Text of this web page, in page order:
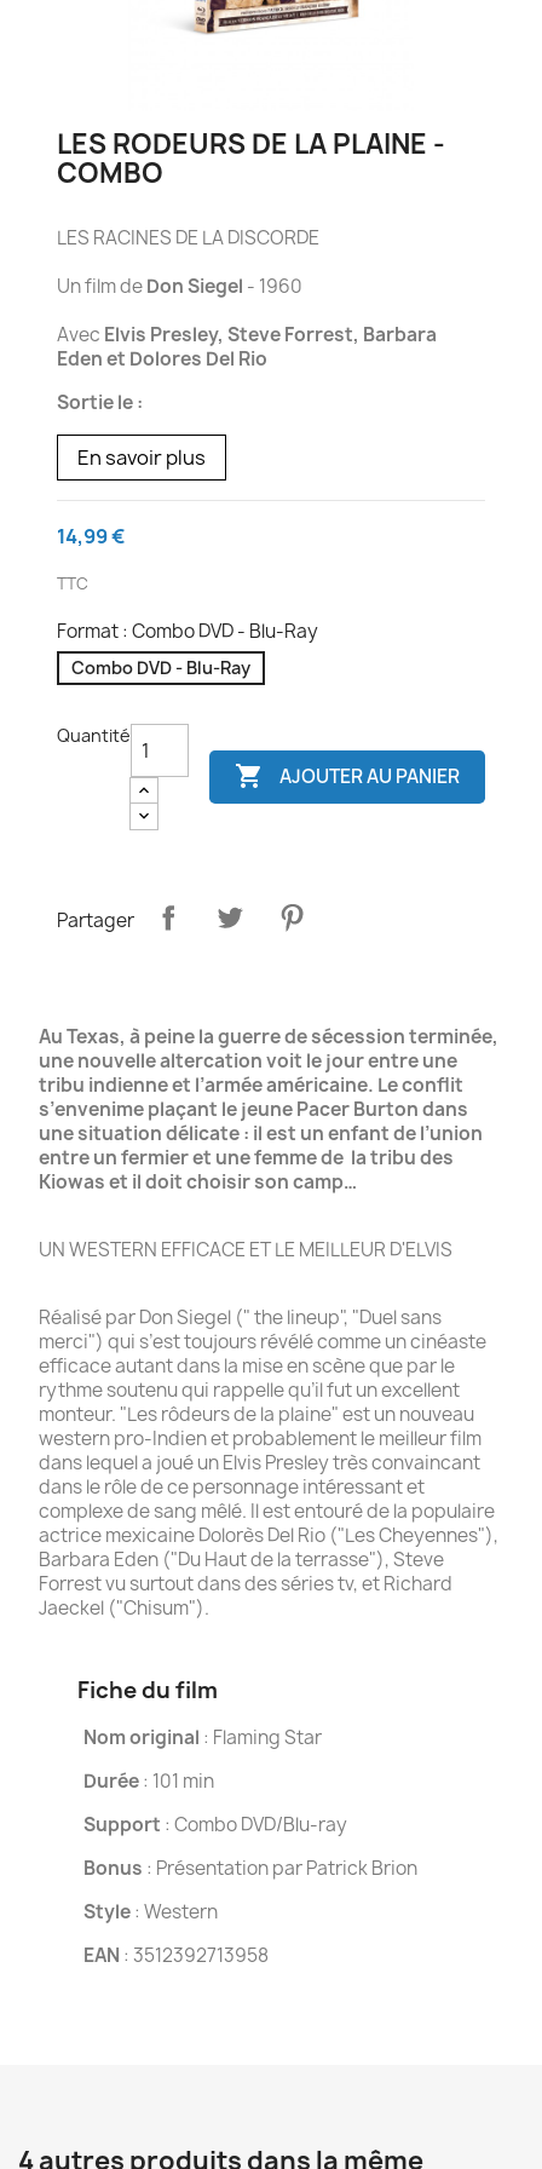
LES RODEURS DE LA PLAINE -
COMBO
LES RACINES DE LA DISCORDE
Un film deDon Siegel - 1960
Avec Elvis Presley, Steve Forrest, Barbara
Eden et Dolores Del Rio
Sortie le :
En savoir plus
14,99 €
TTC
Format : Combo DVD - Blu-Ray
Combo DVD - Blu-Ray
Quantité
 AJOUTER AU PANIER
Partager
Au Texas, à peine la guerre de sécession terminée,
une nouvelle altercation voit le jour entre une
tribu indienne et l’armée américaine. Le conflit
s’envenime plaçant le jeune PacerBurton dans
une situation délicate : il est un enfant de l’union
entre un fermier et une femme de la tribu des
Kiowas et il doit choisir son camp…
UN WESTERN EFFICACE ET LE MEILLEUR D'ELVIS
Réalisé par Don Siegel (" the lineup", "Duel sans
merci") qui s’est toujours révélé comme un cinéaste
efficace autant dans la mise en scène que par le
rythme soutenu qui rappelle qu’il fut un excellent
monteur. "Les rôdeurs de la plaine" est un nouveau
western pro-Indien et probablement le meilleur film
dans lequel a joué un Elvis Presley très convaincant
dans le rôle de ce personnage intéressant et
complexe de sang mêlé. Il est entouré de la populaire
actrice mexicaine Dolorès Del Rio ("Les Cheyennes"),
Barbara Eden ("Du Haut de la terrasse"), Steve
Forrest vu surtout dans des séries tv, et Richard
Jaeckel ("Chisum").
Fiche du film
Nom original : Flaming Star
Durée: 101 min
Support : Combo DVD/Blu-ray
Bonus : Présentation par Patrick Brion
Style: Western
EAN : 3512392713958
4 autres produits dans la même